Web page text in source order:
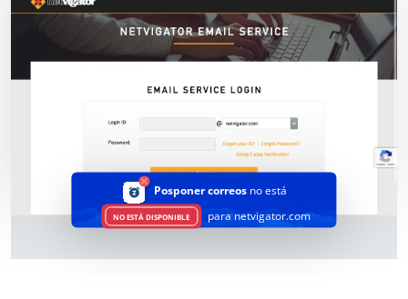
Posponer correos no está
NO ESTÁ DISPONIBLE para netvigator.com